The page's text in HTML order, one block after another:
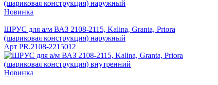
Новинка
ШРУС для а/м ВАЗ 2108-2115, Kalina, Granta, Priora
(шариковая конструкция) наружный
Арт PR.2108-2215012
Новинка